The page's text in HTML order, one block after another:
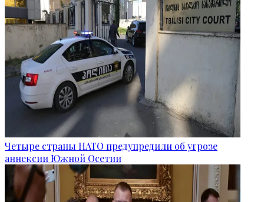
Четыре страны НАТО предупредили об угрозе
аннексии Южной Осетии